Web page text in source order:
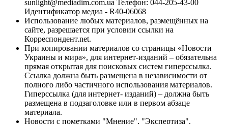
sunlight@mediadim.com.ua Телефон: 044-205-43-00
Идентификатор медиа - R40-06068
Использование любых материалов, размещённых на
сайте, разрешается при условии ссылки на
Корреспондент.net.
При копировании материалов со страницы «Новости
Украины и мира», для интернет-изданий – обязательна
прямая открытая для поисковых систем гиперссылка.
Ссылка должна быть размещена в независимости от
полного либо частичного использования материалов.
Гиперссылка (для интернет- изданий) – должна быть
размещена в подзаголовке или в первом абзаце
материала.
Новости с пометками "Мнение", "Экспертиза",